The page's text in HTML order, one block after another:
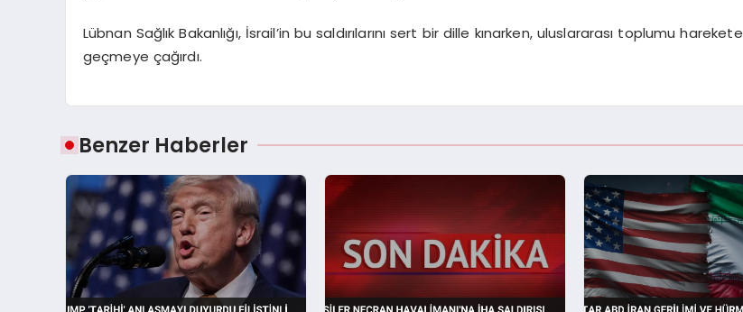
Lübnan Sağlık Bakanlığı, İsrail’in bu saldırılarını sert bir dille kınarken, uluslararası toplumu harekete
geçmeye çağırdı.
Benzer Haberler